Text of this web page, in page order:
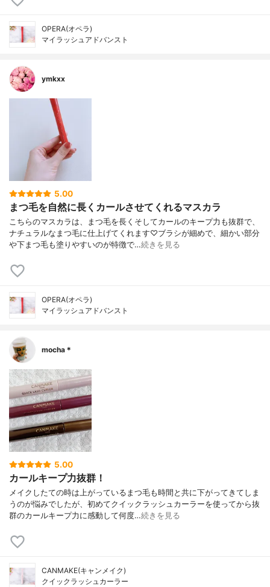
OPERA(オペラ)
マイラッシュアドバンスト
ymkxx
5.00
まつ毛を自然に長くカールさせてくれるマスカラ
こちらのマスカラは、まつ毛を長くそしてカールのキープ力も抜群で、
ナチュラルなまつ毛に仕上げてくれます♡ブラシが細めで、細かい部分
や下まつ毛も塗りやすいのが特徴で…続きを見る
OPERA(オペラ)
マイラッシュアドバンスト
mocha＊
5.00
カールキープ力抜群！
メイクしたての時は上がっているまつ毛も時間と共に下がってきてしま
うのが悩みでしたが、初めてクイックラッシュカーラーを使ってから抜
群のカールキープ力に感動して何度…続きを見る
CANMAKE(キャンメイク)
クイックラッシュカーラー